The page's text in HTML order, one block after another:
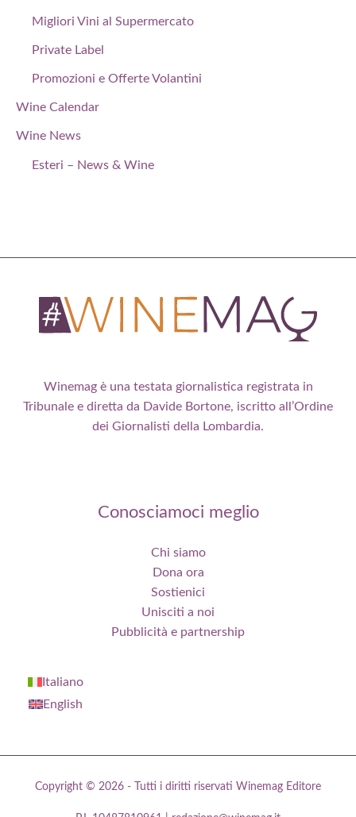
Migliori Vini al Supermercato
Private Label
Promozioni e Offerte Volantini
Wine Calendar
Wine News
Esteri – News & Wine
Winemag è una testata giornalistica registrata in
Tribunale e diretta da Davide Bortone, iscritto all’Ordine
dei Giornalisti della Lombardia.
Conosciamoci meglio
Chi siamo
Dona ora
Sostienici
Unisciti a noi
Pubblicità e partnership
Italiano
English
Copyright © 2026 - Tutti i diritti riservati Winemag Editore